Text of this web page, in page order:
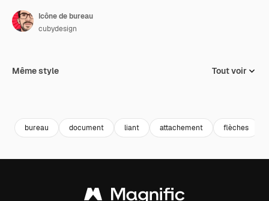
Icône de bureau
cubydesign
Même style Tout voir
bureau document liant attachement flèches